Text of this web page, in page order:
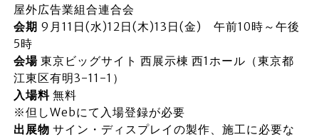
屋外広告業組合連合会
会期 9月11日(水)12日(木)13日(金) 午前10時～午後
5時
会場東京ビッグサイト 西展示棟 西1ホール（東京都
江東区有明3-11-1）
入場料無料
※但しWebにて入場登録が必要
出展物 サイン・ディスプレイの製作、施工に必要な